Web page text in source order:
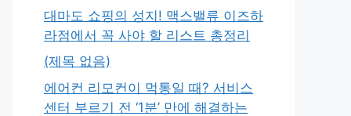
대마도 쇼핑의 성지! 맥스밸류 이즈하
라점에서 꼭 사야 할 리스트 총정리
(제목 없음)
에어컨 리모컨이 먹통일 때? 서비스
센터 부르기 전 ‘1분’ 만에 해결하는